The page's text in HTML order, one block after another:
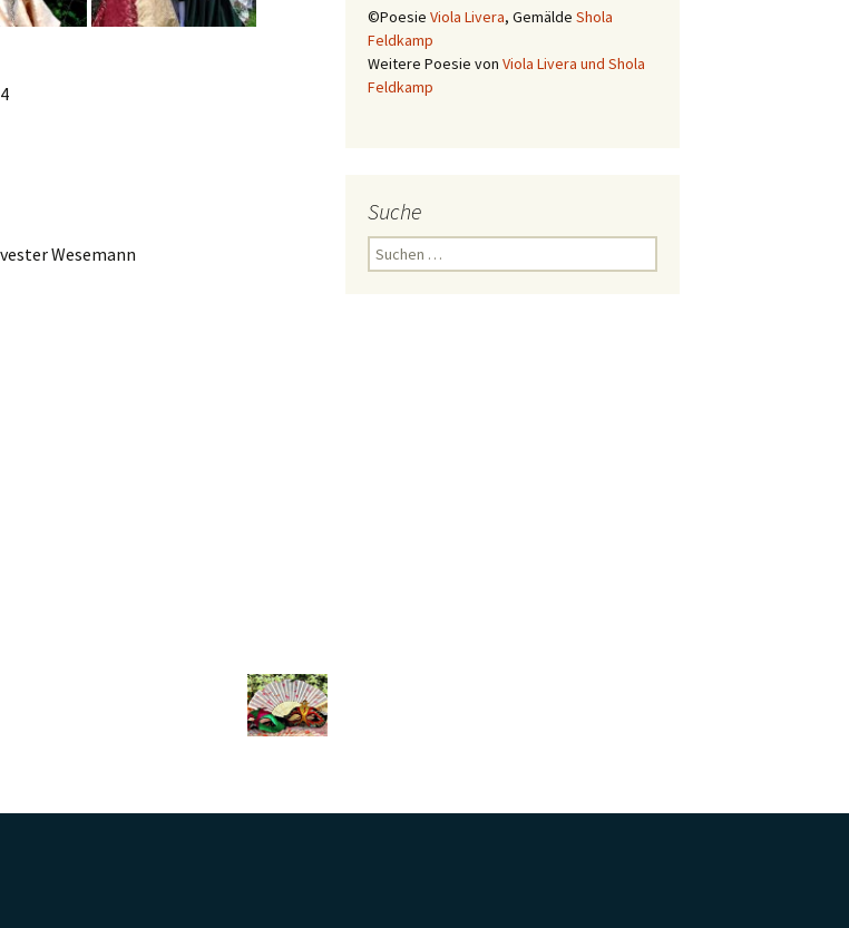
Wesemann
©Poesie Viola Livera, Gemälde Shola
Feldkamp
Weitere Poesie von Viola Livera und Shola
Feldkamp
Suche
Suchen
nach: